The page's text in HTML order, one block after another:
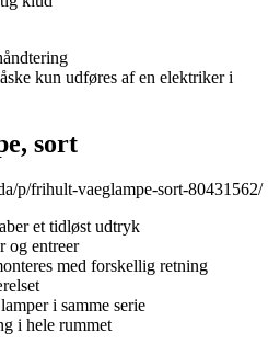
kun udføres af en elektriker i
sort
p/frihult-vaeglampe-sort-80431562/
et tidløst udtryk
og entreer
med forskellig retning
i samme serie
i hele rummet